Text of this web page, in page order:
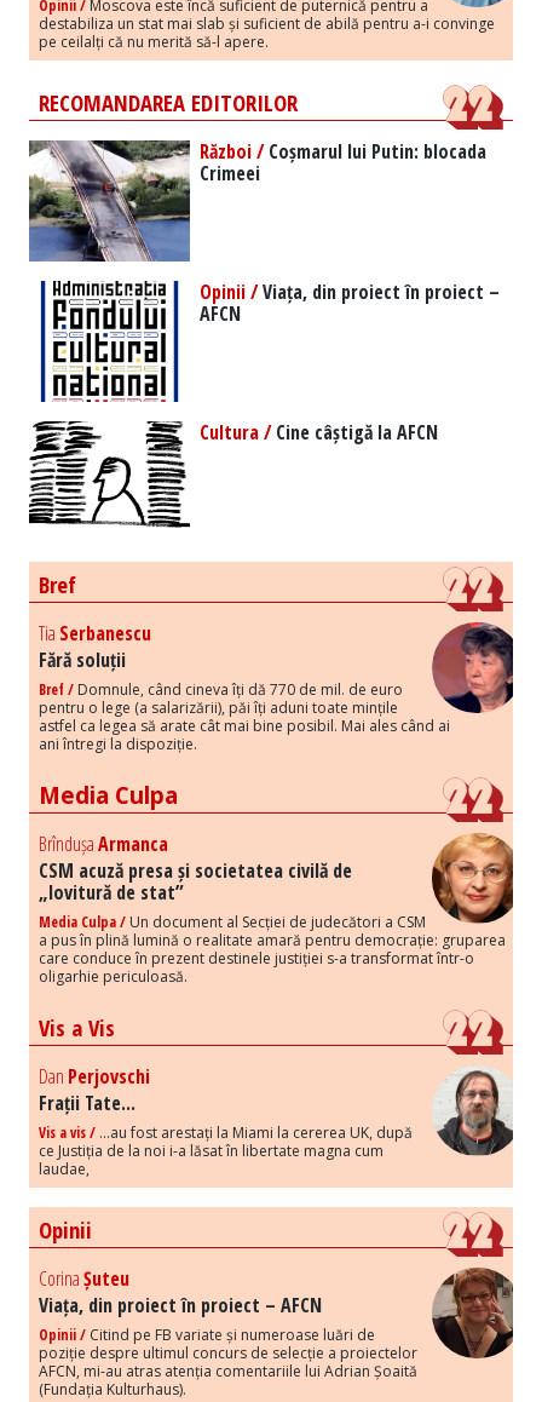
Opinii / Moscova este încă suficient de puternică pentru a
destabiliza un stat mai slab și suficient de abilă pentru a-i convinge
pe ceilalți că nu merită să-l apere.
RECOMANDAREA EDITORILOR
Război /Coșmarul lui Putin: blocada
Crimeei
Opinii /Viața, din proiect în proiect –
AFCN
Cultura /Cine câștigă la AFCN
Bref
Tia Serbanescu
Fără soluții
Bref / Domnule, când cineva îți dă 770 de mil. de euro
pentru o lege (a salarizării), păi îți aduni toate mințile
astfel ca legea să arate cât mai bine posibil. Mai ales când ai
ani întregi la dispoziție.
Media Culpa
BrîndușaArmanca
CSM acuză presa și societatea civilă de
„lovitură de stat”
Media Culpa / Un document al Secției de judecători a CSM
a pus în plină lumină o realitate amară pentru democrație: gruparea
care conduce în prezent destinele justiției s-a transformat într-o
oligarhie periculoasă.
Vis a Vis
Dan Perjovschi
Frații Tate...
Vis a vis / ...au fost arestați la Miami la cererea UK, după
ce Justiția de la noi i-a lăsat în libertate magna cum
laudae,
Opinii
CorinaȘuteu
Viața, din proiect în proiect – AFCN
Opinii / Citind pe FB variate și numeroase luări de
poziție despre ultimul concurs de selecție a proiectelor
AFCN, mi-au atras atenția comentariile lui Adrian Șoaită
(Fundația Kulturhaus).